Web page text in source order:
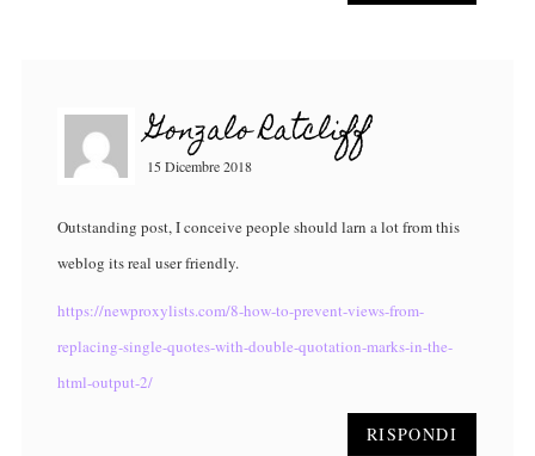
Gonzalo Ratcliff
15 Dicembre 2018
Outstanding post, I conceive people should larn a lot from this
weblog its real user friendly.
https://newproxylists.com/8-how-to-prevent-views-from-
replacing-single-quotes-with-double-quotation-marks-in-the-
html-output-2/
RISPONDI